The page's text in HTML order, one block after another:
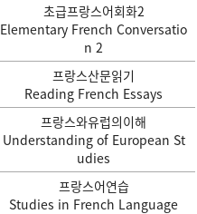
초급프랑스어회화2
Elementary French Conversatio
n 2
프랑스산문읽기
Reading French Essays
프랑스와유럽의이해
Understanding of European St
udies
프랑스어연습
Studies in French Language